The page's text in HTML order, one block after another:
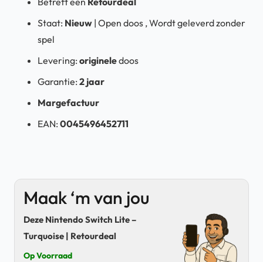
Staat: Nieuw | Open doos , Wordt geleverd zonder
spel
Levering: origineledoos
Garantie: 2 jaar
Margefactuur
EAN: 0045496452711
Maak ‘m van jou
Deze Nintendo Switch Lite –
Turquoise | Retourdeal
Op Voorraad